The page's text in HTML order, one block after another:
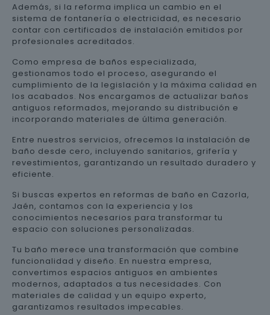
Además, si la reforma implica un cambio en el
sistema de fontanería o electricidad, es necesario
contar con certificados de instalación emitidos por
profesionales acreditados.
Como empresa de baños especializada,
gestionamos todo el proceso, asegurando el
cumplimiento de la legislación y la máxima calidad en
los acabados. Nos encargamos de actualizar baños
antiguos reformados, mejorando su distribución e
incorporando materiales de última generación.
Entre nuestros servicios, ofrecemos la instalación de
baño desde cero, incluyendo sanitarios, grifería y
revestimientos, garantizando un resultado duradero y
eficiente.
Si buscas expertos en reformas de baño en Cazorla,
Jaén, contamos con la experiencia y los
conocimientos necesarios para transformar tu
espacio con soluciones personalizadas.
Tu baño merece una transformación que combine
funcionalidad y diseño. En nuestra empresa,
convertimos espacios antiguos en ambientes
modernos, adaptados a tus necesidades. Con
materiales de calidad y un equipo experto,
garantizamos resultados impecables.